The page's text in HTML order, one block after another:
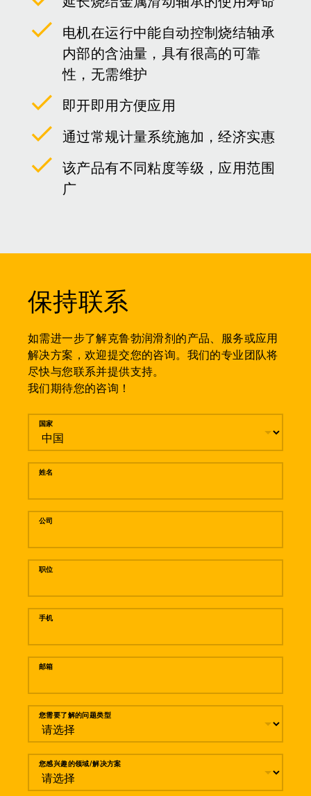
电机在运行中能自动控制烧结轴承
内部的含油量，具有很高的可靠
性，无需维护
即开即用方便应用
通过常规计量系统施加，经济实惠
该产品有不同粘度等级，应用范围
广
保持联系
如需进一步了解克鲁勃润滑剂的产品、服务或应用
解决方案，欢迎提交您的咨询。我们的专业团队将
尽快与您联系并提供支持。
我们期待您的咨询！
留言
国家
姓名
公司
职位
手机
邮箱
您需要了解的问题类型
您感兴趣的领域/解决方案